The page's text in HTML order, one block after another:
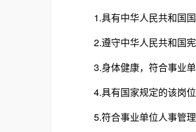
1.具有中华人民共和国国
2.遵守中华人民共和国宪
3.身体健康，符合事业单
4.具有国家规定的该岗位
5.符合事业单位人事管理